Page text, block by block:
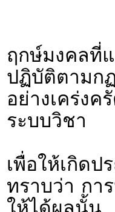
ฤกษ์มงคลที่
ปฏิบัติตาม
อย่างเคร่ง
ระบบวิชา
เพื่อให้เกิด
ทราบว่า กา